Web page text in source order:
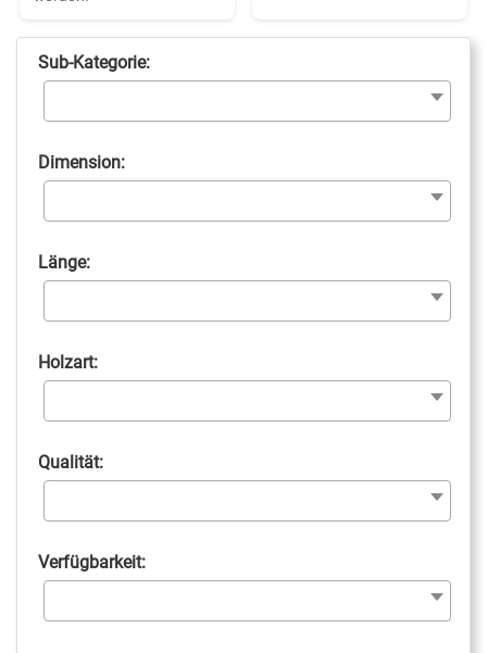
Sub-Kategorie:
Dimension:
Länge:
Holzart:
Qualität:
Verfügbarkeit: